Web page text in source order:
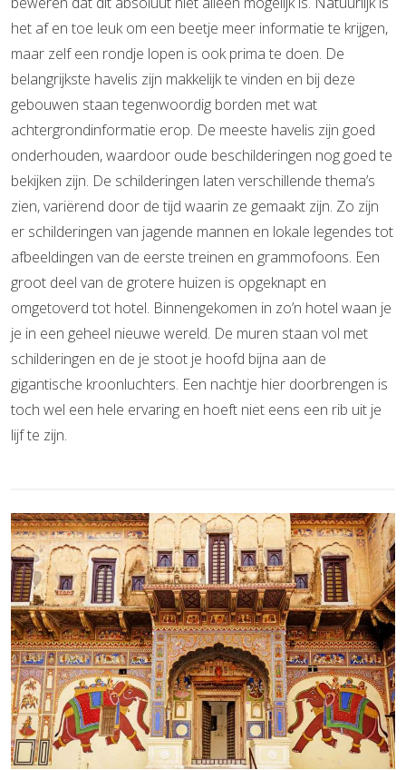
het af en toe leuk om een beetje meer informatie te krijgen,
maar zelf een rondje lopen is ook prima te doen. De
belangrijkste havelis zijn makkelijk te vinden en bij deze
gebouwen staan tegenwoordig borden met wat
achtergrondinformatie erop. De meeste havelis zijn goed
onderhouden, waardoor oude beschilderingen nog goed te
bekijken zijn. De schilderingen laten verschillende thema’s
zien, variërend door de tijd waarin ze gemaakt zijn. Zo zijn
er schilderingen van jagende mannen en lokale legendes tot
afbeeldingen van de eerste treinen en grammofoons. Een
groot deel van de grotere huizen is opgeknapt en
omgetoverd tot hotel. Binnengekomen in zo’n hotel waan je
je in een geheel nieuwe wereld. De muren staan vol met
schilderingen en de je stoot je hoofd bijna aan de
gigantische kroonluchters. Een nachtje hier doorbrengen is
toch wel een hele ervaring en hoeft niet eens een rib uit je
lijf te zijn.